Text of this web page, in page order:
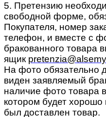
5. Претензию
свободной форме,
Покупателя, номер
телефон, и вместе с
бракованного товара
ящик
На фото обязательно
виден заявляемый
наличие фото товара
котором будет хорошо
был доставлен товар.